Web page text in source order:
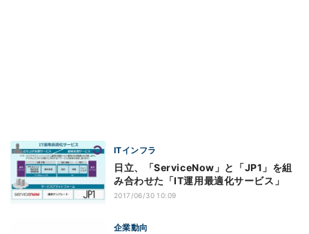
ITインフラ
日立、「ServiceNow」と「JP1」を組
み合わせた「IT運用最適化サービス」
2017/06/30 10:09
企業動向